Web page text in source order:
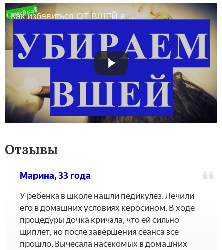
Как избавиться ОТ ВШЕЙ в волосах СРЕДСТВО в домашних условиях. Вши. Вывести. Гнид. Педикулез
Отзывы
Марина, 33 года
У ребенка в школе нашли педикулез. Лечили
его в домашних условиях керосином. В ходе
процедуры дочка кричала, что ей сильно
щиплет, но после завершения сеанса все
прошло. Вычесала насекомых в домашних